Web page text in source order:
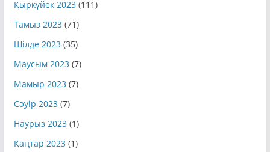
Тамыз 2023(71)
Шілде 2023(35)
Маусым 2023(7)
Мамыр 2023(7)
Сәуір 2023(7)
Наурыз 2023(1)
Қаңтар 2023(1)
Желтоқсан 2022